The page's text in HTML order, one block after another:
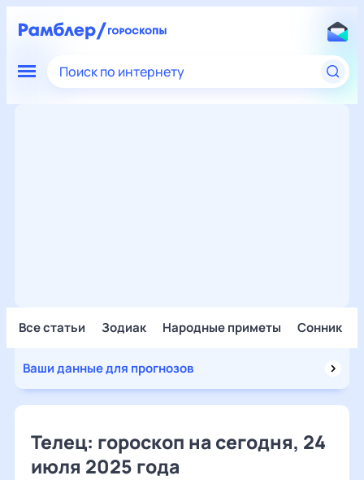
Поиск по интернету
Все статьи Зодиак Народные приметы Сонник
Ваши данные для прогнозов
Телец: гороскоп на сегодня, 24
июля 2025 года